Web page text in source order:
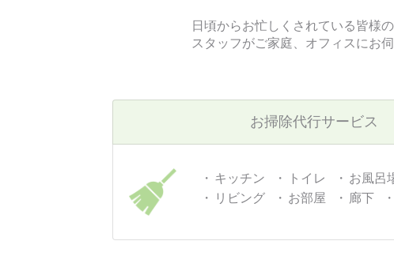
日頃からお忙しくされている皆様
スタッフがご家庭、オフィスにお伺
お掃除代行サービス
キッチン トイレ お風呂
リビング
お部屋 廊下